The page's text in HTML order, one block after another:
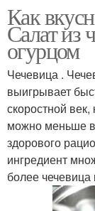
Как
Салат из
огурцом
Чечевица .
выигрывает
скоростной век,
можно меньше
здорового
ингредиент
более чечевица